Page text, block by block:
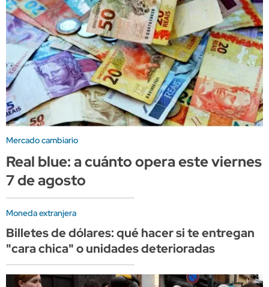
Mercado cambiario
Real blue: a cuánto opera este viernes
7 de agosto
Moneda extranjera
Billetes de dólares: qué hacer si te entregan
"cara chica" o unidades deterioradas